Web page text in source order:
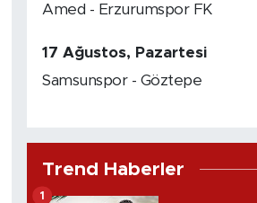
Amed - Erzurumspor FK
17 Ağustos, Pazartesi
Samsunspor - Göztepe
Trend Haberler
1